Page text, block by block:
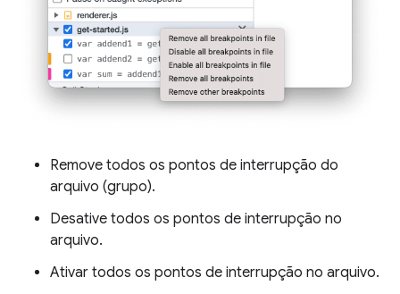
Remove todos os pontos de interrupção do
arquivo (grupo).
Desative todos os pontos de interrupção no
arquivo.
Ativar todos os pontos de interrupção no arquivo.